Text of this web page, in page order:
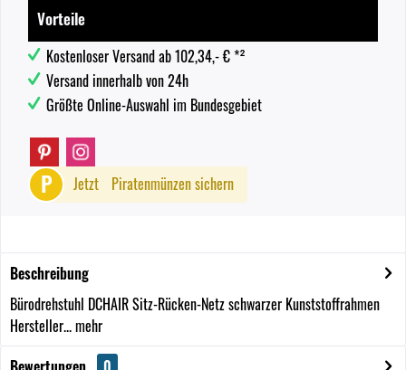
Vorteile
Kostenloser Versand ab 102,34,- € *²
Versand innerhalb von 24h
Größte Online-Auswahl im Bundesgebiet
P Jetzt Piratenmünzen sichern
Beschreibung
Bürodrehstuhl DCHAIR Sitz-Rücken-Netz schwarzer Kunststoffrahmen
Hersteller...mehr